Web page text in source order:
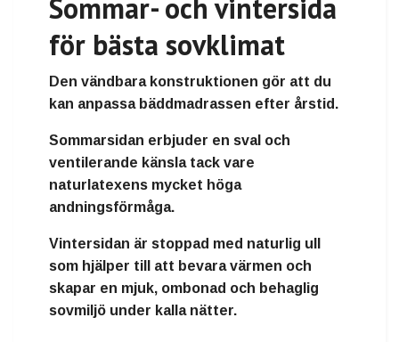
Sommar- och vintersida
för bästa sovklimat
Den vändbara konstruktionen gör att du
kan anpassa bäddmadrassen efter årstid.
Sommarsidan erbjuder en sval och
ventilerande känsla tack vare
naturlatexens mycket höga
andningsförmåga.
Vintersidan är stoppad med naturlig ull
som hjälper till att bevara värmen och
skapar en mjuk, ombonad och behaglig
sovmiljö under kalla nätter.